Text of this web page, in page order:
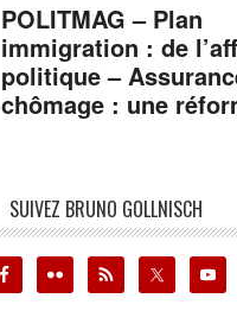
POLITMAG – Plan
immigration : de
politique –
chômage : une
SUIVEZ BRUNO GOLLNISCH